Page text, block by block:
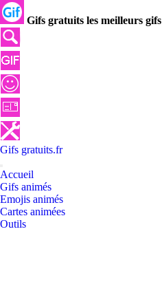
Gifs gratuits les meilleurs gifs
Gifs gratuits.fr
Accueil
Gifs animés
Emojis animés
Cartes animées
Outils